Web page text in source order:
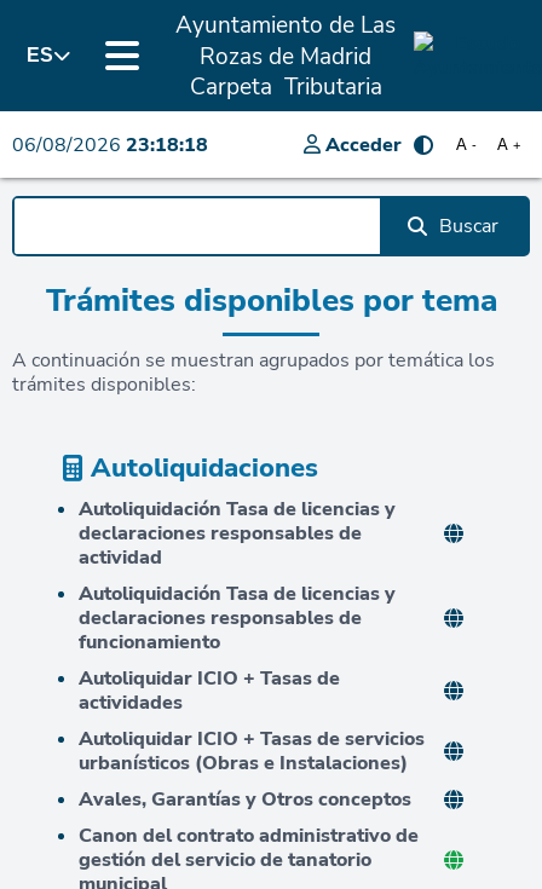
ES
Ayuntamiento de Las
Rozas de Madrid
Carpeta Tributaria
06/08/2026 23:18:19 Acceder A +
A -
Buscar
Trámites disponibles por tema
A continuación se muestran agrupados por temática los
trámites disponibles:
Autoliquidaciones
Autoliquidación Tasa de licencias y
declaraciones responsables de
actividad
Autoliquidación Tasa de licencias y
declaraciones responsables de
funcionamiento
Autoliquidar ICIO + Tasas de
actividades
Autoliquidar ICIO + Tasas de servicios
urbanísticos (Obras e Instalaciones)
Avales, Garantías y Otros conceptos
Canon del contrato administrativo de
gestión del servicio de tanatorio